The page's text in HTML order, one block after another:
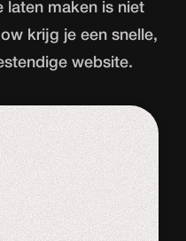
laten maken is niet
krijg je een snelle,
website.